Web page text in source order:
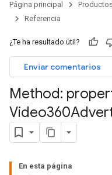
Página principal
Referencia
¿Te ha resultado útil?
Enviar comentarios
Method:
En esta página